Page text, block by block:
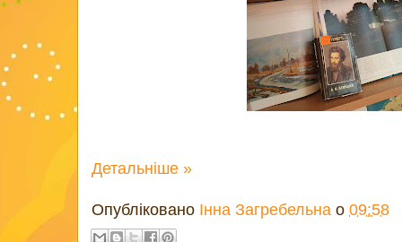
Детальніше »
Опубліковано Інна Загребельна о 09:58